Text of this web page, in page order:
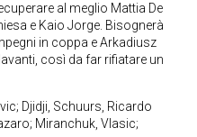
al meglio Mattia De
e Kaio Jorge. Bisognerà
in coppa e Arkadiusz
così da far rifiatare un
Djidji, Schuurs, Ricardo
Miranchuk, Vlasic;